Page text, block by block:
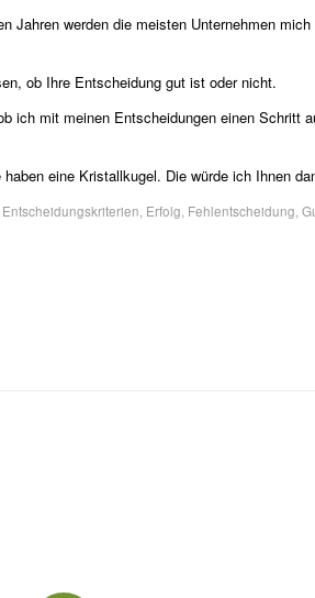
Jahren werden die meisten Unternehmen
ob Ihre Entscheidung gut ist oder nicht.
mit meinen Entscheidungen einen Schritt
eine Kristallkugel. Die würde ich Ihnen
Entscheidungskriterien Erfolg Fehlentscheidung